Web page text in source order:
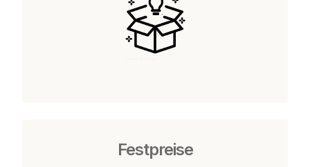
Festpreise